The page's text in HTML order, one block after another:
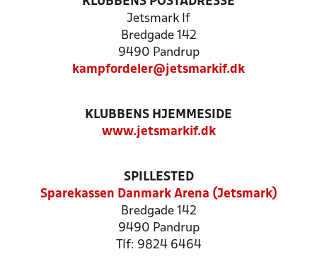
Jetsmark If
Bredgade 142
9490 Pandrup
kampfordeler@jetsmarkif.dk
KLUBBENS HJEMMESIDE
www.jetsmarkif.dk
SPILLESTED
Sparekassen Danmark Arena (Jetsmark)
Bredgade 142
9490 Pandrup
Tlf: 9824 6464